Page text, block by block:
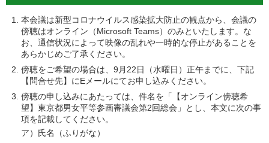
本会議は新型コロナウイルス感染拡大防止の観点から、会議の
傍聴はオンライン（Microsoft Teams）のみといたします。な
お、通信状況によって映像の乱れや一時的な停止があることを
あらかじめご了承ください。
傍聴をご希望の場合は、9月22日（水曜日）正午までに、下記
【問合せ先】にEメールにてお申し込みください。
傍聴の申し込みにあたっては、件名を「【オンライン傍聴希
望】東京都男女平等参画審議会第2回総会」とし、本文に次の事
項を記載してください。
ア）氏名（ふりがな）